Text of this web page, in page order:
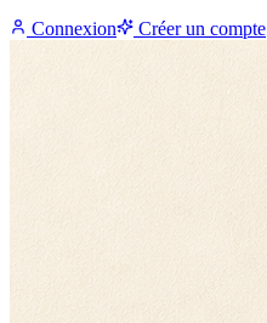
Connexion
Créer un compte